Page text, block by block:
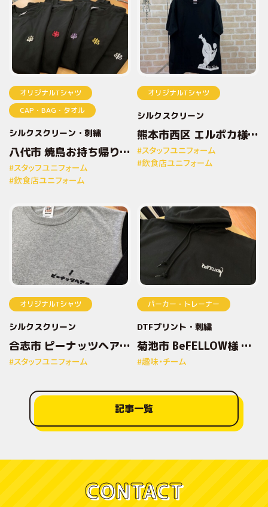
オリジナルTシャツ
CAP・BAG・タオル
シルクスクリーン 刺繍
八代市 焼鳥お持ち帰り専
門店とりしん様 オリジナ
ルプリントTシャツ
#スタッフユニフォーム
#飲食店ユニフォーム
オリジナルTシャツ
シルクスクリーン
熊本市西区 エルポカ様
オリジナルプリントTシ
ャツ
#スタッフユニフォーム
#飲食店ユニフォーム
オリジナルTシャツ
シルクスクリーン
合志市 ピーナッツヘアー
様 オリジナルプリントT
シャツ
#スタッフユニフォーム
パーカー・トレーナー
DTFプリント 刺繍
菊池市 BeFELLOW様 オ
リジナルプリントパーカ
ー
#趣味・チーム
記事一覧
CONTACT